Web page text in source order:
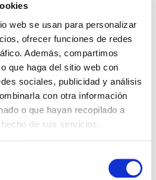
web se usan para personalizar
ofrecer funciones de redes
Además, compartimos
que haga del sitio web con
sociales, publicidad y análisis
con otra información
o que hayan recopilado a
de sus servicios.
Alda! 2131
4.2 MB
anitza ez da lurralde
si j'étais né en 1980 à
Ainchart.- Le GAL dans
diplomatique et judiciaire
Pierre Guittet.- La nouvelle
Euskaltzaleen biltzarra.
syndicat mixte n'est pas une